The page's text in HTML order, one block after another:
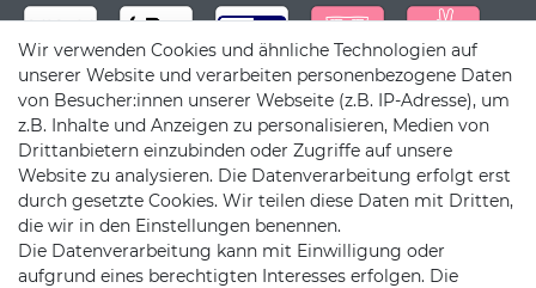
Versandpartner
Wir verwenden Cookies und ähnliche Technologien auf
unserer Website und verarbeiten personenbezogene Daten
von Besucher:innen unserer Webseite (z.B. IP-Adresse), um
z.B. Inhalte und Anzeigen zu personalisieren, Medien von
Drittanbietern einzubinden oder Zugriffe auf unsere
Website zu analysieren. Die Datenverarbeitung erfolgt erst
durch gesetzte Cookies. Wir teilen diese Daten mit Dritten,
die wir in den Einstellungen benennen.
Die Datenverarbeitung kann mit Einwilligung oder
aufgrund eines berechtigten Interesses erfolgen. Die